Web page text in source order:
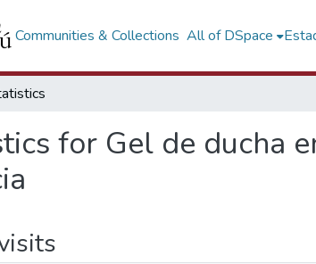
Communities & Collections All of DSpace
for Gel de ducha